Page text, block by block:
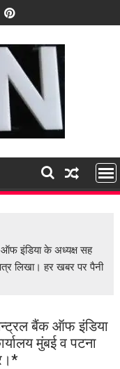
इंडिया के अध्यक्ष सह
लिखा। हर खबर पर पैनी
बैंक ऑफ इंडिया
मुंबई व पटना